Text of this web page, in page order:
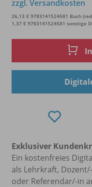
zzgl. Versandkosten
26,13 € 9783141524581 Buch
1,37 € 9783141524581 sonstige
Exklusiver
Ein kostenfreies
als Lehrkraft,
oder Referendar/-in